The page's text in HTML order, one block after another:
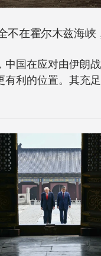
不在霍尔木兹海峡
中国在应对由伊朗
有利的位置。其充
定。同时，随着该